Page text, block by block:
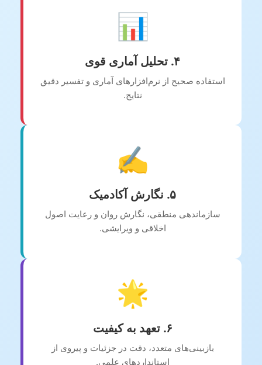
📊
۴. تحلیل آماری قوی
استفاده صحیح از نرم‌افزارهای آماری و تفسیر دقیق
نتایج.
✍️
۵. نگارش آکادمیک
سازماندهی منطقی، نگارش روان و رعایت اصول
اخلاقی و ویرایشی.
🌟
۶. تعهد به کیفیت
بازبینی‌های متعدد، دقت در جزئیات و پیروی از
استانداردهای علمی.